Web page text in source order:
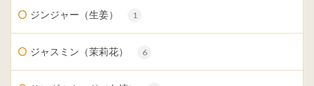
ジンジャー（生姜） 1
ジャスミン（茉莉花） 6